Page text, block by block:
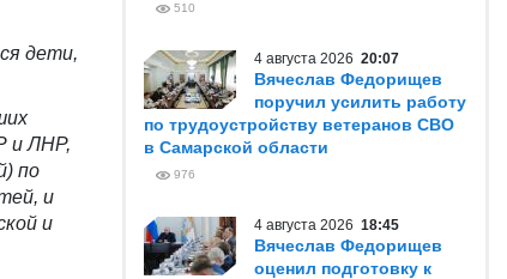
дети,
и ЛНР,
по
и
и
510
4 августа 2026 20:07
Вячеслав Федорищев
поручил усилить работу
по трудоустройству ветеранов СВО
в Самарской области
976
4 августа 2026 18:45
Вячеслав Федорищев
оценил подготовку к